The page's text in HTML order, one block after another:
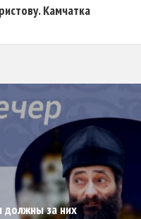
Камчатка
должны за них